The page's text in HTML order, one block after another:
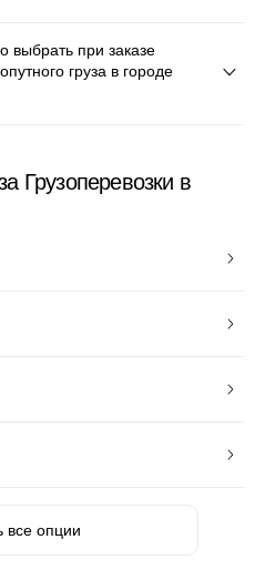
выбрать при заказе
груза в городе
Грузоперевозки в
все опции